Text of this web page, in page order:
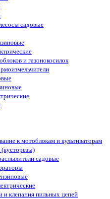
садовые
и газонокосилок
к мотоблокам и культиваторам
садовые
и клепания пильных цепей